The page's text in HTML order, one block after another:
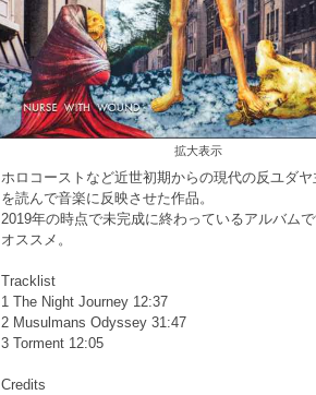
拡大表示
ホロコーストなど近世初期からの現代の反ユダ
を読んで音楽に反映させた作品。
2019年の時点で未完成に終わっているアルバム
オススメ。
Tracklist
1 The Night Journey 12:37
2 Musulmans Odyssey 31:47
3 Torment 12:05
Credits